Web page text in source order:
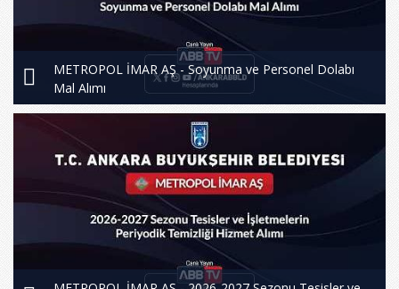
METROPOL İMAR AŞ - Soyunma ve Personel Dolabı
Mal Alımı